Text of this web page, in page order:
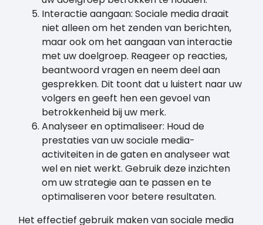
Interactie aangaan: Sociale media draait
niet alleen om het zenden van berichten,
maar ook om het aangaan van interactie
met uw doelgroep. Reageer op reacties,
beantwoord vragen en neem deel aan
gesprekken. Dit toont dat u luistert naar uw
volgers en geeft hen een gevoel van
betrokkenheid bij uw merk.
Analyseer en optimaliseer: Houd de
prestaties van uw sociale media-
activiteiten in de gaten en analyseer wat
wel en niet werkt. Gebruik deze inzichten
om uw strategie aan te passen en te
optimaliseren voor betere resultaten.
Het effectief gebruik maken van sociale media